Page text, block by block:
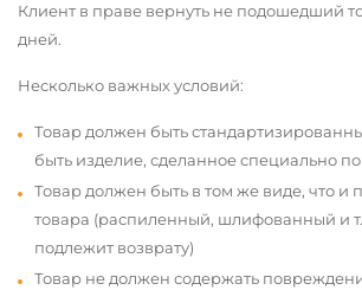
Клиент в праве вернуть не подошедший
дней.
Несколько важных условий:
Товар должен быть
быть изделие, сделанное специально по
Товар должен быть в том же виде, что и
товара (распиленный, шлифованный и
подлежит возврату)
Товар не должен содержать